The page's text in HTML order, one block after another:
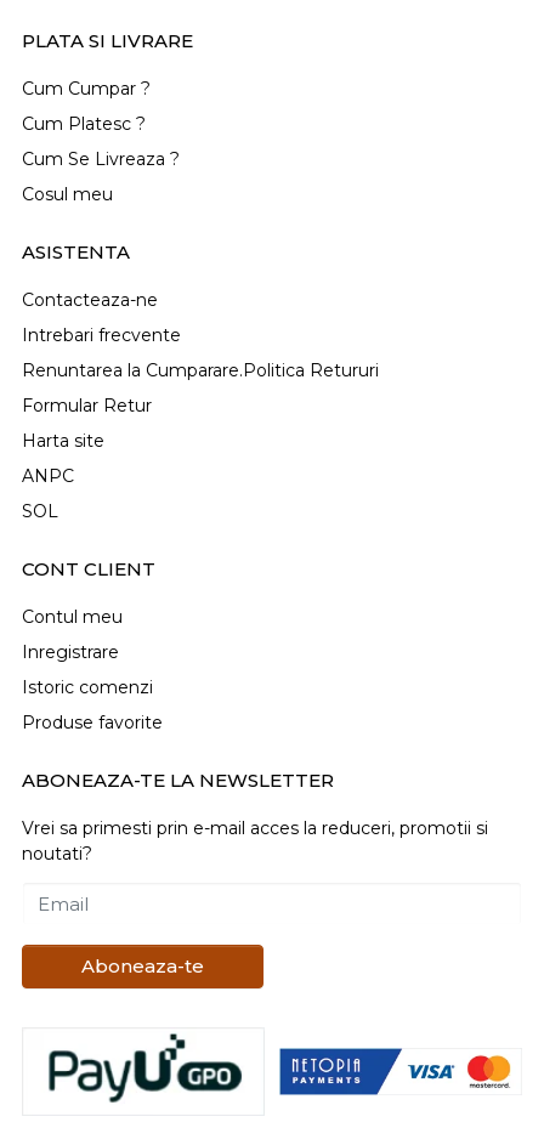
PLATA SI LIVRARE
Cum Cumpar ?
Cum Platesc ?
Cum Se Livreaza ?
Cosul meu
ASISTENTA
Contacteaza-ne
Intrebari frecvente
Renuntarea la Cumparare.Politica Retururi
Formular Retur
Harta site
ANPC
SOL
CONT CLIENT
Contul meu
Inregistrare
Istoric comenzi
Produse favorite
ABONEAZA-TE LA NEWSLETTER
Vrei sa primesti prin e-mail acces la reduceri, promotii si
noutati?
Email
Aboneaza-te